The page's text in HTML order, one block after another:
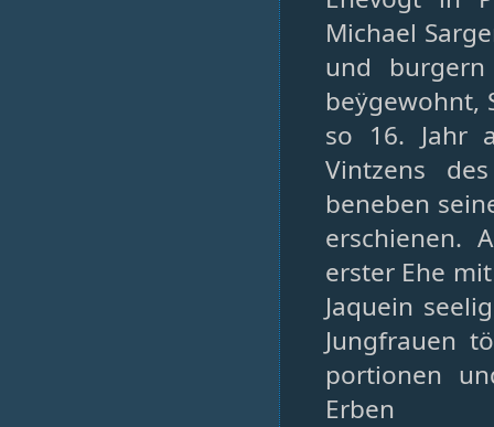
Michael
und
beÿgewohnt,
so 16. Jahr
Vintzens
beneben
erschienen.
erster Ehe
Jaquein
Jungfrauen
portionen
Erben